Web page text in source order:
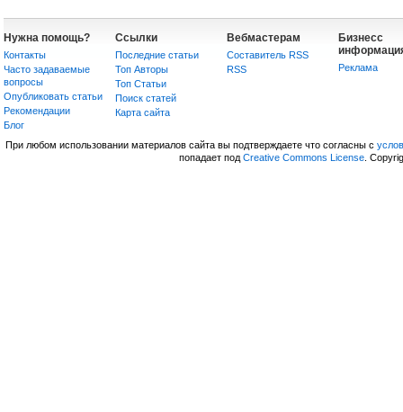
Нужна помощь?
Контакты
Часто задаваемые
вопросы
Опубликовать статьи
Рекомендации
Блог
Ссылки
Последние статьи
Топ Авторы
Топ Статьи
Поиск статей
Карта сайта
Вебмастерам
Составитель RSS
RSS
Бизнесс
Реклама
При любом использовании материалов сайта вы подтверждаете что согласны с
попадает под Creative Commons License.